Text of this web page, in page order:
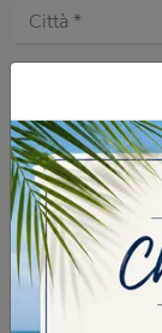
Acconsento
DOMANDA DI